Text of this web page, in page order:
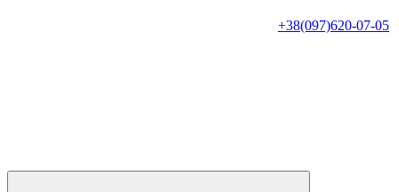
+38(097)620-07-05